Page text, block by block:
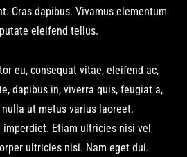
Cras dapibus. Vivamus elementum
eleifend tellus.
eu, consequat vitae, eleifend ac,
dapibus in, viverra quis, feugiat a,
ut metus varius laoreet.
imperdiet. Etiam ultricies nisi vel
ultricies nisi. Nam eget dui.